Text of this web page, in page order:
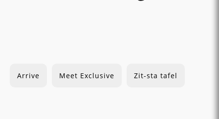
Arrive Meet Exclusive Zit-sta tafel